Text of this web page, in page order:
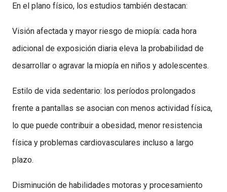
En el plano físico, los estudios también destacan:
Visión afectada y mayor riesgo de miopía: cada hora
adicional de exposición diaria eleva la probabilidad de
desarrollar o agravar la miopía en niños y adolescentes.
Estilo de vida sedentario: los períodos prolongados
frente a pantallas se asocian con menos actividad física,
lo que puede contribuir a obesidad, menor resistencia
física y problemas cardiovasculares incluso a largo
plazo.
Disminución de habilidades motoras y procesamiento